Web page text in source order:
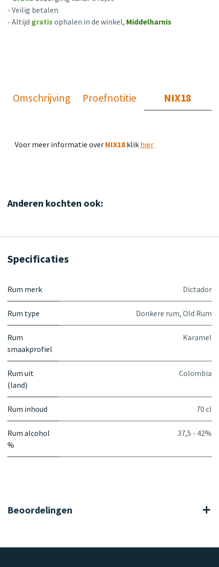
- Veilig betalen
- Altijd gratis ophalen in de winkel, Middelharnis
Omschrijving Proefnotitie NIX18
Voor meer informatie over NIX18 klik hier
Anderen kochten ook:
Specificaties
Rum merk Dictador
Rum type Donkere rum, Old Rum
Rum
smaakprofiel
Karamel
Rum uit
(land)
Colombia
Rum inhoud 70 cl
Rum alcohol
%
37,5 - 42%
Beoordelingen